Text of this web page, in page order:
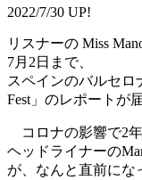
2022/7/30 UP!
リスナーの Miss
7月2日まで、
スペインのバルセロ
Fest」のレポートが
コロナの影響で2
ヘッドライナーの
が、なんと直前にな